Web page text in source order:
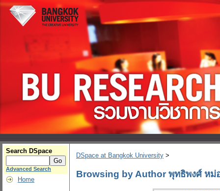
Search DSpace
Advanced Search
Home
DSpace at Bangkok University >
Browsing by Author พุทธิพงศ์ หม่